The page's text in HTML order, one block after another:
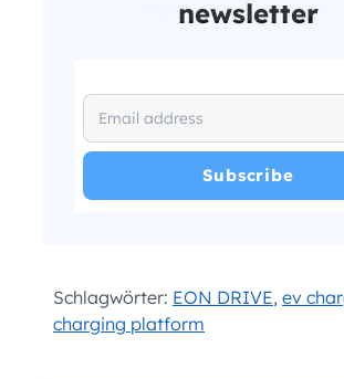
newsletter
Schlagwörter: EON DRIVE, ev
charging platform